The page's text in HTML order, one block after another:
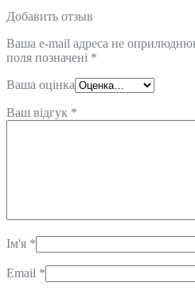
Добавить отзыв
Ваша e-mail адреса не
поля позначені *
Ваша оцінка
Ваш відгук *
Ім'я *
Email *